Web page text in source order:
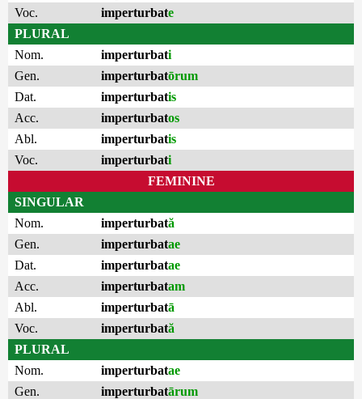
Voc.
imperturbate
PLURAL
Nom.
imperturbati
Gen.
imperturbatōrum
Dat.
imperturbatis
Acc.
imperturbatos
Abl.
imperturbatis
Voc.
imperturbati
FEMININE
SINGULAR
Nom.
imperturbată
Gen.
imperturbatae
Dat.
imperturbatae
Acc.
imperturbatam
Abl.
imperturbatā
Voc.
imperturbată
PLURAL
Nom.
imperturbatae
Gen.
imperturbatārum